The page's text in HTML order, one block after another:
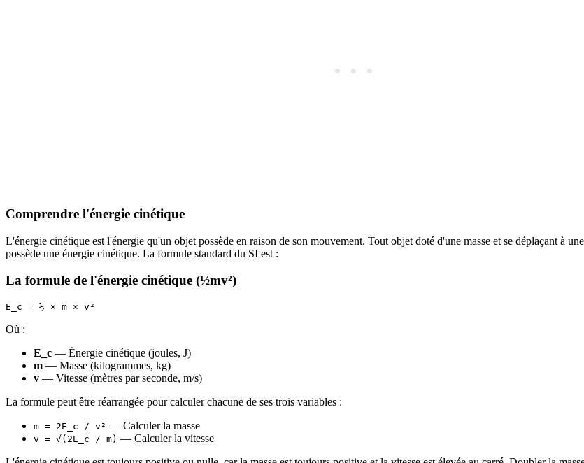
Comprendre l'énergie cinétique
L'énergie cinétique est l'énergie qu'un objet possède en raison de son mouvement. Tout objet doté d'une masse et se déplaçant à
possède une énergie cinétique. La formule standard du SI est :
La formule de l'énergie cinétique (½mv²)
Où :
E_c — Énergie cinétique (joules, J)
m — Masse (kilogrammes, kg)
v — Vitesse (mètres par seconde, m/s)
La formule peut être réarrangée pour calculer chacune de ses trois variables :
m = 2E_c / v² — Calculer la masse
v = √(2E_c / m) — Calculer la vitesse